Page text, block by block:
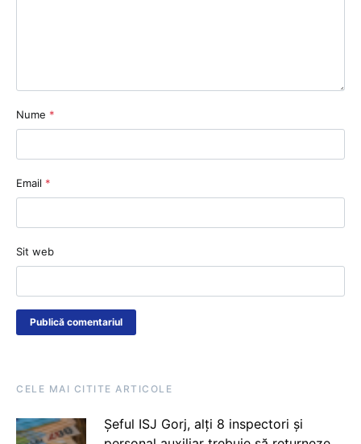
Nume *
Email *
Sit web
CELE MAI CITITE ARTICOLE
Șeful ISJ Gorj, alți 8 inspectori și